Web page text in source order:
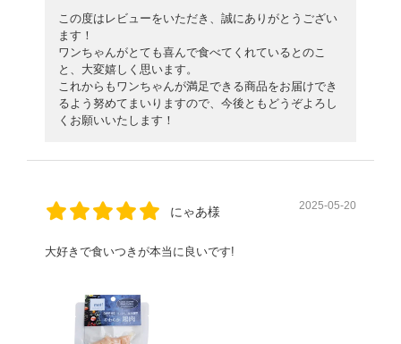
この度はレビューをいただき、誠にありがとうござい
ます！
ワンちゃんがとても喜んで食べてくれているとのこ
と、大変嬉しく思います。
これからもワンちゃんが満足できる商品をお届けでき
るよう努めてまいりますので、今後ともどうぞよろし
くお願いいたします！
にゃあ様 2025-05-20
大好きで食いつきが本当に良いです!